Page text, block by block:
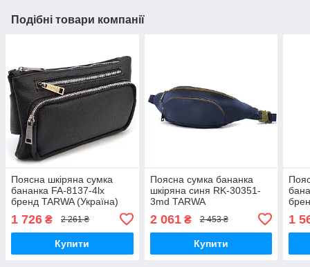
Подібні товари компанії
Поясна шкіряна сумка
бананка FA-8137-4lx
бренд TARWA (Україна)
1 726 ₴ 2 261 ₴
Купити
Поясна сумка бананка
шкіряна синя RK-30351-
3md TARWA
2 061₴ 2 453 ₴
Купити
1